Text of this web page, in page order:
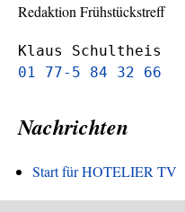
Redaktion Frühstückstreff
Klaus Schultheis
01 77-5 84 32 66
Nachrichten
Start für HOTELIER TV